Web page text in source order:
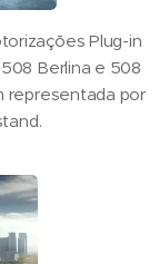
Plug-in
Berlina e 508
representada por